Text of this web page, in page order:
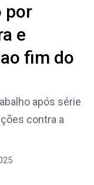
por
e
fim do
após série
contra a